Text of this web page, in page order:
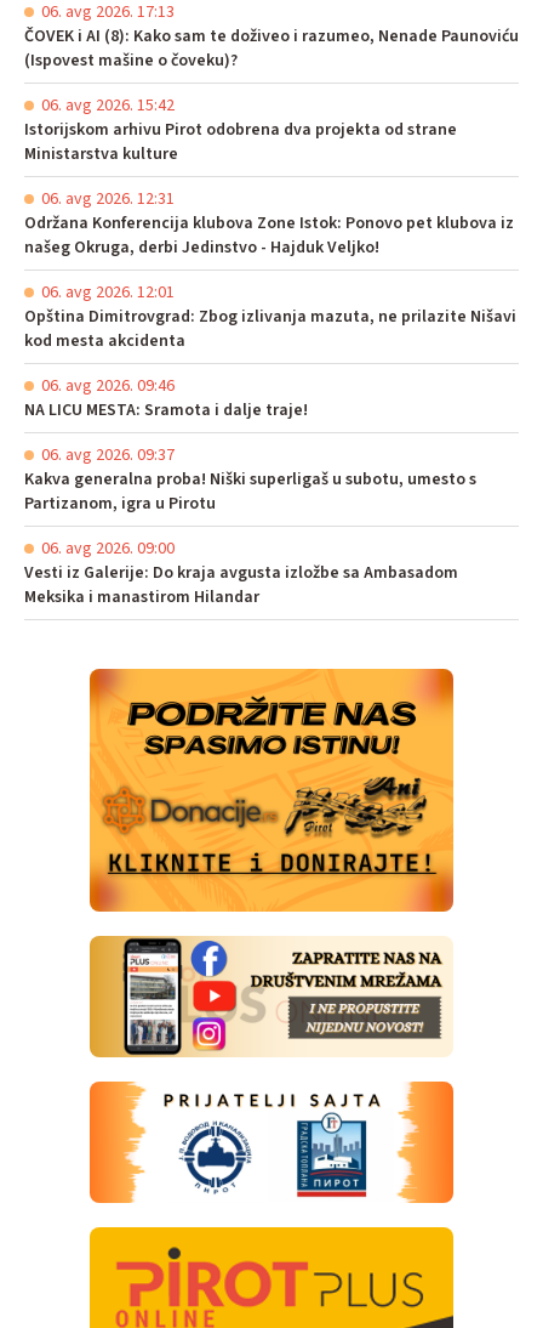
06. avg 2026. 17:13
ČOVEK i AI (8): Kako sam te doživeo i razumeo, Nenade Paunoviću
(Ispovest mašine o čoveku)?
06. avg 2026. 15:42
Istorijskom arhivu Pirot odobrena dva projekta od strane
Ministarstva kulture
06. avg 2026. 12:31
Održana Konferencija klubova Zone Istok: Ponovo pet klubova iz
našeg Okruga, derbi Jedinstvo - Hajduk Veljko!
06. avg 2026. 12:01
Opština Dimitrovgrad: Zbog izlivanja mazuta, ne prilazite Nišavi
kod mesta akcidenta
06. avg 2026. 09:46
NA LICU MESTA: Sramota i dalje traje!
06. avg 2026. 09:37
Kakva generalna proba! Niški superligaš u subotu, umesto s
Partizanom, igra u Pirotu
06. avg 2026. 09:00
Vesti iz Galerije: Do kraja avgusta izložbe sa Ambasadom
Meksika i manastirom Hilandar